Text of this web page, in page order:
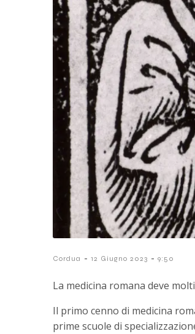
Cordua - 12 Giugno 2023 - 9:50
La medicina romana deve
Il primo cenno di medicina
prime scuole di